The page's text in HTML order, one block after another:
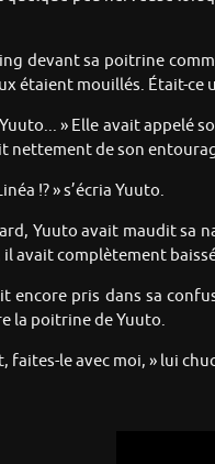
devant sa poitrine
étaient mouillés. Était-
» Elle avait appelé
nettement de son
!? » s’écria Yuuto.
Yuuto avait maudit sa
il avait complètement
encore pris dans sa
la poitrine de Yuuto.
faites-le avec moi, » lui